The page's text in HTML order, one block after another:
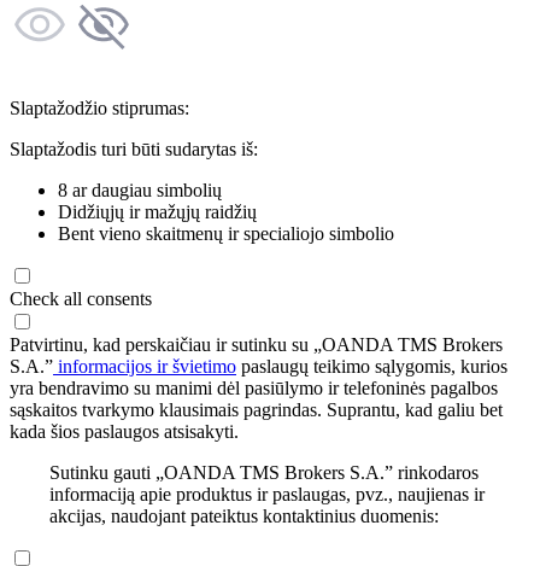
Slaptažodžio stiprumas:
Slaptažodis turi būti sudarytas iš:
8 ar daugiau simbolių
Didžiųjų ir mažųjų raidžių
Bent vieno skaitmenų ir specialiojo simbolio
Check all consents
Patvirtinu, kad perskaičiau ir sutinku su „OANDA TMS Brokers
S.A.” informacijos ir švietimo paslaugų teikimo sąlygomis, kurios
yra bendravimo su manimi dėl pasiūlymo ir telefoninės pagalbos
sąskaitos tvarkymo klausimais pagrindas. Suprantu, kad galiu bet
kada šios paslaugos atsisakyti.
Sutinku gauti „OANDA TMS Brokers S.A.” rinkodaros
informaciją apie produktus ir paslaugas, pvz., naujienas ir
akcijas, naudojant pateiktus kontaktinius duomenis: